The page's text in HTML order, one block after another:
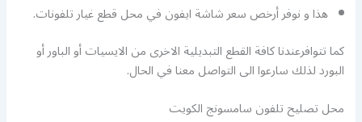
هذا و نوفر أرخص سعر شاشة ايفون في محل قطع غيار تلفونات.
كما تتوافرعندنا كافة القطع التبديلية الاخرى من الايسيات أو الباور أو
البورد لذلك سارعوا الى التواصل معنا في الحال.
محل تصليح تلفون سامسونج الكويت